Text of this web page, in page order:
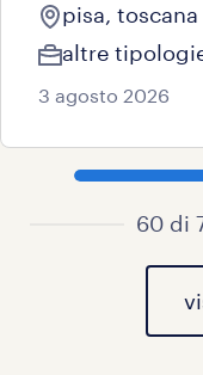
pisa, toscana
altre
3 agosto 2026
60 di